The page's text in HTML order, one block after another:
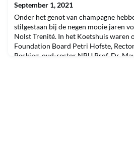
SCHOONHEID 2016
September 1, 2021
Onder het genot van champagne
stilgestaan bij de negen mooie jaren
Nolst Trenité. In het Koetshuis waren
Foundation Board Petri Hofste,
Becking, oud-rector NBU Prof. Dr.